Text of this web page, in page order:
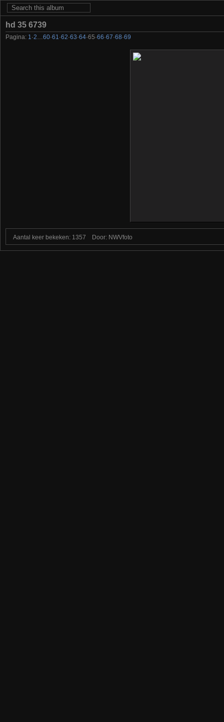
hd 35 6739
Pagina: 1 ·2 60·61 ·62·63·64·65·66·67·68·69
Aantal keer bekeken: 1357 Door: NWVfoto